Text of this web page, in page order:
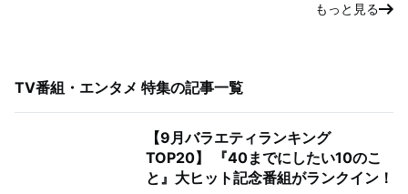
もっと見る
TV番組・エンタメ 特集の記事一覧
【9月バラエティランキング
TOP20】 『40までにしたい10のこ
と』大ヒット記念番組がランクイン！